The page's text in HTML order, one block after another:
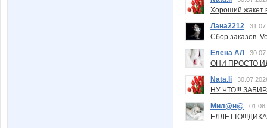
Хороший жакет
Лана2212
Сбор заказов.
Елена АЛ
ОНИ ПРОСТО
Nata.li
НУ ЧТО!!!
Мил@н@